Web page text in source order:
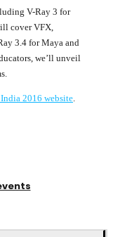
V-Ray 3 for
cover VFX,
3.4 for Maya and
we’ll unveil
2016 website